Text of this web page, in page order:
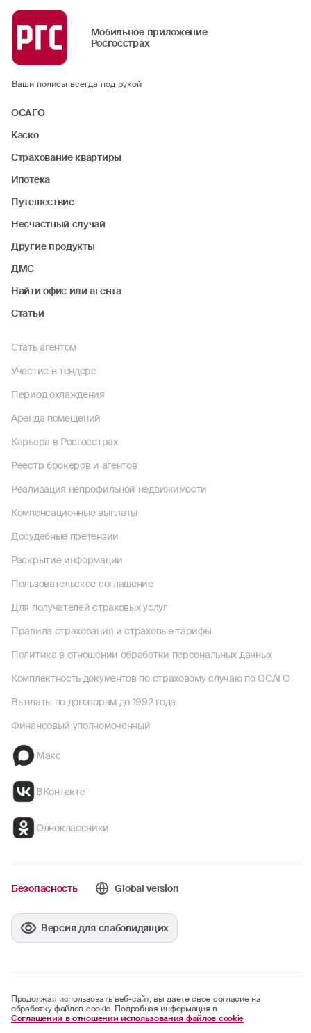
Мобильное приложение
Росгосстрах
Ваши полисы всегда под рукой
ОСАГО
Каско
Страхование квартиры
Ипотека
Путешествие
Несчастный случай
Другие продукты
ДМС
Найти офис или агента
Статьи
Стать агентом
Участие в тендере
Период охлаждения
Аренда помещений
Карьера в Росгосстрах
Реестр брокеров и агентов
Реализация непрофильной недвижимости
Компенсационные выплаты
Досудебные претензии
Раскрытие информации
Пользовательское соглашение
Для получателей страховых услуг
Правила страхования и страховые тарифы
Политика в отношении обработки персональных данных
Комплектность документов по страховому случаю по ОСАГО
Выплаты по договорам до 1992 года
Финансовый уполномоченный
Макс
ВКонтакте
Одноклассники
Безопасность Global version
Версия для слабовидящих
Продолжая использовать веб-сайт, вы даете свое согласие на
обработку файлов cookie. Подробная информация в
Соглашении в отношении использования файлов cookie